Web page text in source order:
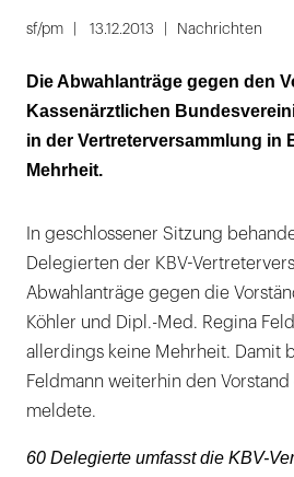
sf/pm 13.12.2013 Nachrichten
Die Abwahlanträge gegen den
Kassenärztlichen
in der Vertreterversammlung in
Mehrheit.
In geschlossener Sitzung
Delegierten der KBV-
Abwahlanträge gegen die
Köhler und Dipl.-Med. Regina
allerdings keine Mehrheit. Damit
Feldmann weiterhin den Vorstand
meldete.
60 Delegierte umfasst die KBV-